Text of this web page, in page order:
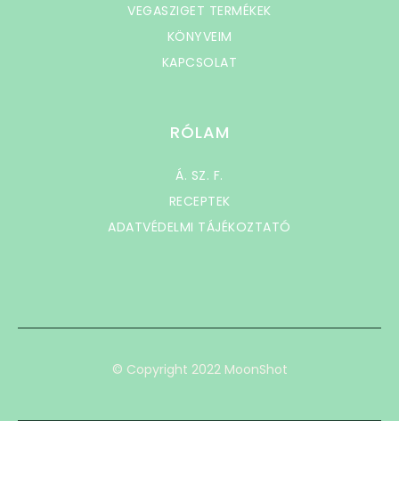
VEGASZIGET TERMÉKEK
KÖNYVEIM
KAPCSOLAT
RÓLAM
Á. SZ. F.
RECEPTEK
ADATVÉDELMI TÁJÉKOZTATÓ
© Copyright 2022 MoonShot